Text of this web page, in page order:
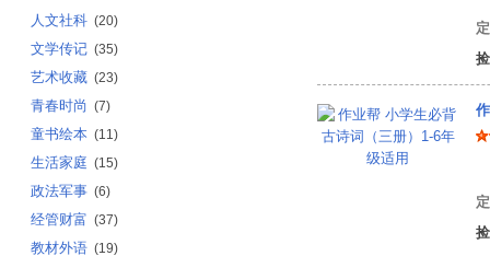
人文社科 (20)
文学传记 (35)
艺术收藏 (23)
青春时尚 (7)
童书绘本 (11)
生活家庭 (15)
政法军事 (6)
经管财富 (37)
教材外语 (19)